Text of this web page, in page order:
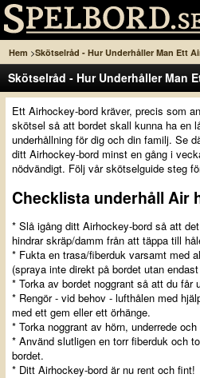
Hem >Skötselråd - Hur Underhåller Man Ett
Skötselråd - Hur Underhåller Man
Ett Airhockey-bord kräver, precis som
skötsel så att bordet skall kunna ha en
underhållning för dig och din familj. Se
ditt Airhockey-bord minst en gång i
nödvändigt. Följ vår skötselguide steg
Checklista underhåll Air
* Slå igång ditt Airhockey-bord så att
hindrar skräp/damm från att täppa till
* Fukta en trasa/fiberduk varsamt med
(spraya inte direkt på bordet utan
* Torka av bordet noggrant så att du får
* Rengör - vid behov - lufthålen med
med ett gem eller ett örhänge.
* Torka noggrant av hörn, underrede och
* Använd slutligen en torr fiberduk och
bordet.
* Ditt Airhockey-bord är nu rent och fint!